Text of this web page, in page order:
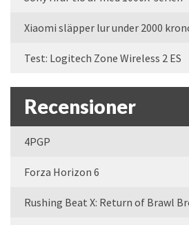
Xiaomi släpper lur under 2000
Test: Logitech Zone Wireless 2 ES
Recensioner
4PGP
Forza Horizon 6
Rushing Beat X: Return of Brawl